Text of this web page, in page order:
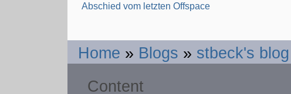
Abschied vom letzten Offspace
Home » Blogs » stbeck's blog
Content